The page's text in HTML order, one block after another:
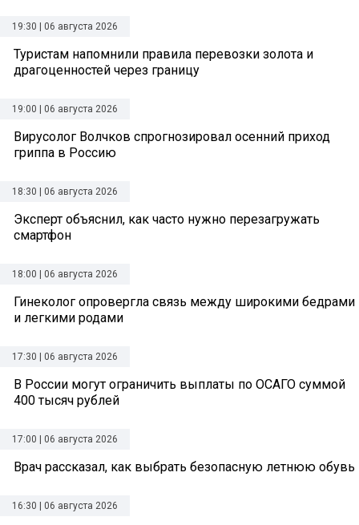
19:30 | 06 августа 2026
Туристам напомнили правила перевозки золота и
драгоценностей через границу
19:00 | 06 августа 2026
Вирусолог Волчков спрогнозировал осенний приход
гриппа в Россию
18:30 | 06 августа 2026
Эксперт объяснил, как часто нужно перезагружать
смартфон
18:00 | 06 августа 2026
Гинеколог опровергла связь между широкими бедрами
и легкими родами
17:30 | 06 августа 2026
В России могут ограничить выплаты по ОСАГО суммой
400 тысяч рублей
17:00 | 06 августа 2026
Врач рассказал, как выбрать безопасную летнюю обувь
16:30 | 06 августа 2026